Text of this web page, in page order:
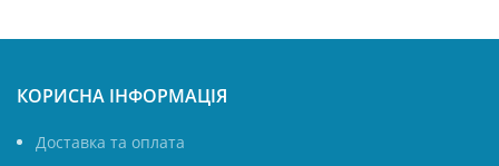
КОРИСНА ІНФОРМАЦІЯ
Доставка та оплата